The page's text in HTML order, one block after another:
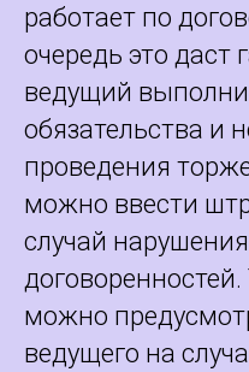
работает по
очередь это даст
ведущий
обязательства и
проведения
можно ввести
случай
можно
ведущего на